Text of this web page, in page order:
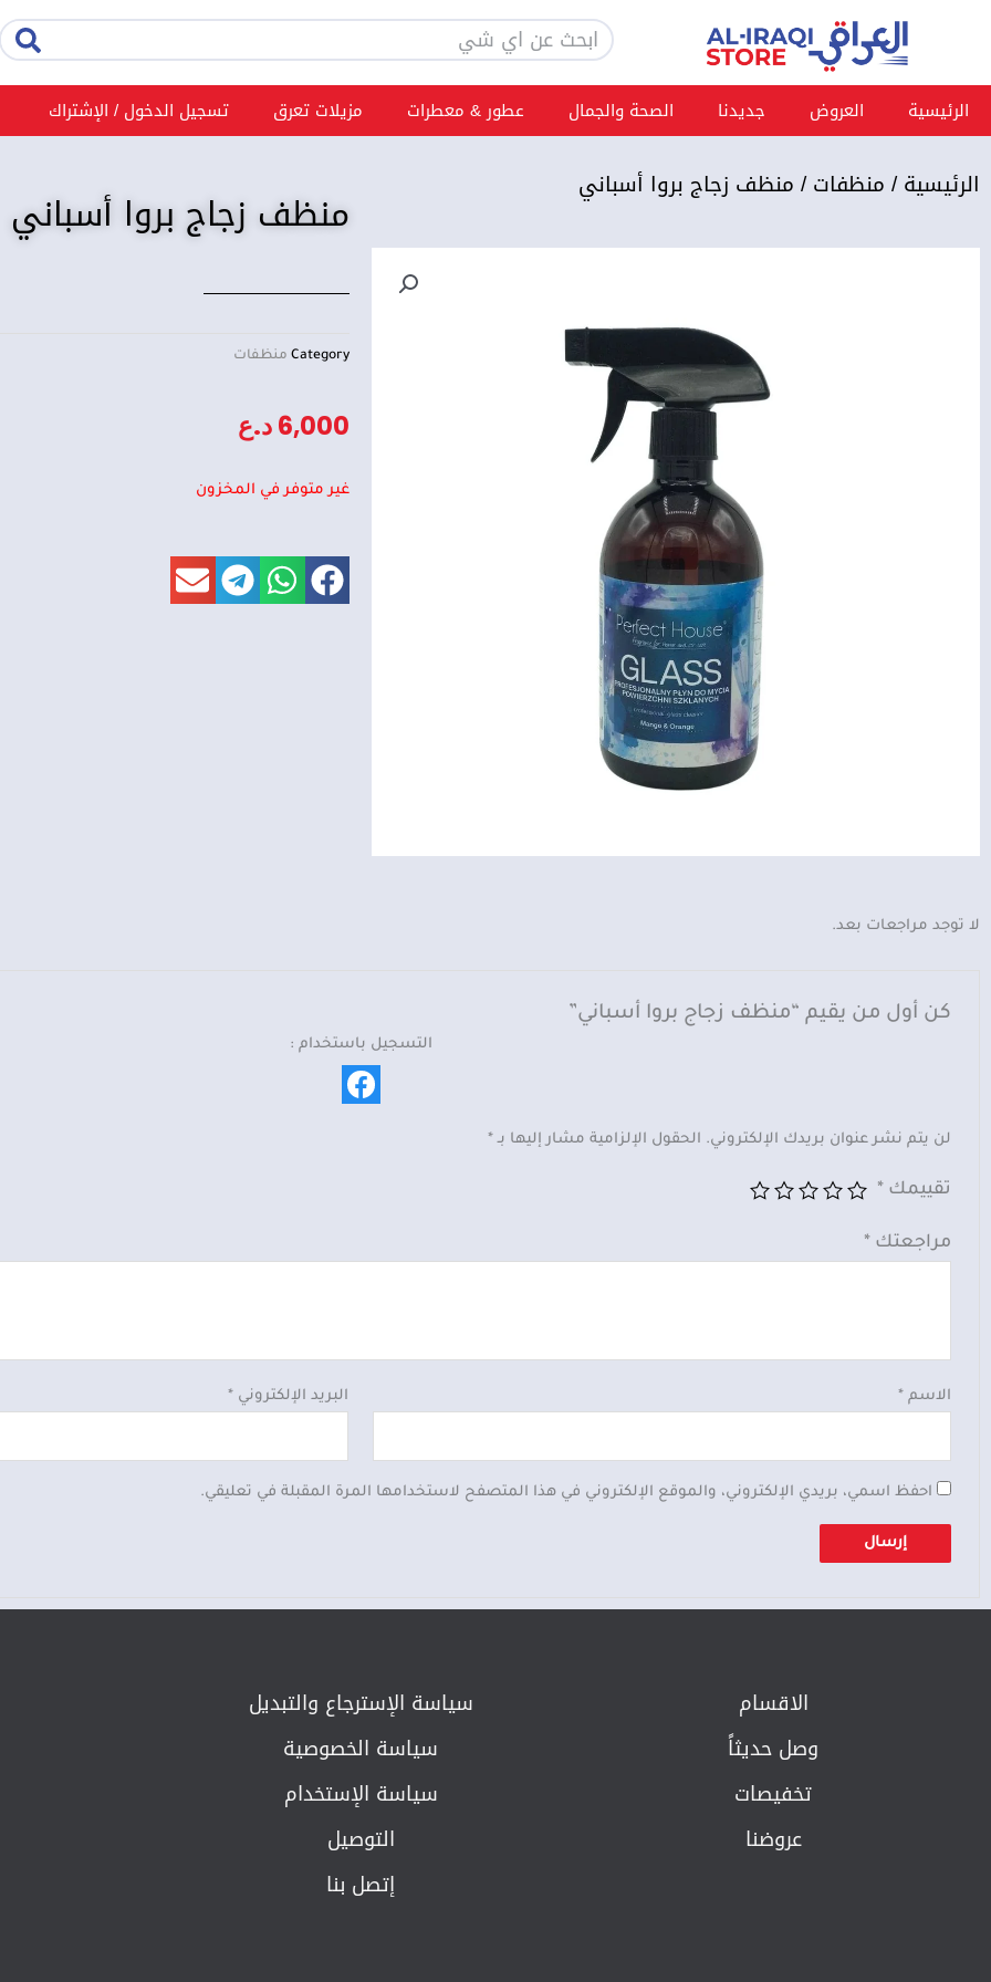
Search
الرئيسية العروض جديدنا الصحة والجمال عطور & معطرات مزيلات تعرق تسجيل الدخول / الإشتراك
الرئيسية/منظفات/ منظف زجاج بروا أسباني منظف زجاج بروا أسباني
Category منظفات
6,000د.ع
غير متوفر في المخزون
لا توجد مراجعات بعد.
كن أول من يقيم “منظف زجاج بروا أسباني”
التسجيل باستخدام :
لن يتم نشر عنوان بريدك الإلكتروني. الحقول الإلزامية مشار إليها بـ*
تقييمك*
مراجعتك*
الاسم* البريد الإلكتروني *
احفظ اسمي، بريدي الإلكتروني، والموقع الإلكتروني في هذا المتصفح لاستخدامها المرة المقبلة في تعليقي.
الاقسام
وصل حديثاً
تخفيصات
عروضنا
سياسة الإسترجاع والتبديل​
سياسة الخصوصية
سياسة الإستخدام
التوصيل
إتصل بنا